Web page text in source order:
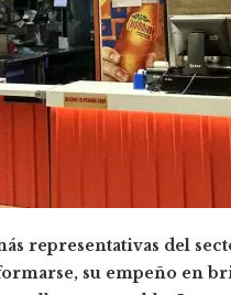
representativas del
su empeño en